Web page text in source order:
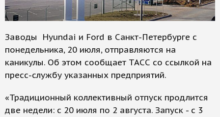
Заводы Hyundai и Ford в Санкт-Петербурге с
понедельника, 20 июля, отправляются на
каникулы. Об этом сообщает ТАСС со ссылкой на
пресс-службу указанных предприятий.
«Традиционный коллективный отпуск продлится
две недели: с 20 июля по 2 августа. Запуск - с 3